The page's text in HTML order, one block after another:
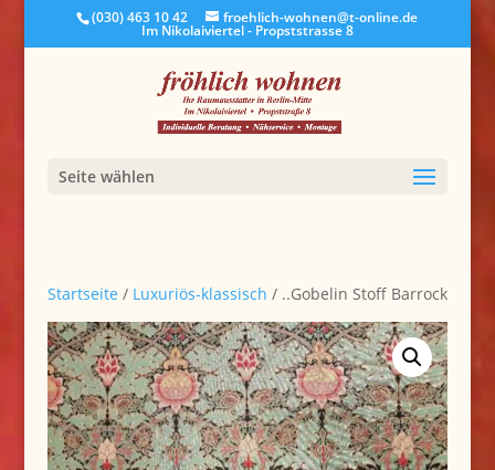
(030) 463 10 42 froehlich-wohnen@t-online.de
Im Nikolaiviertel - Propststrasse 8
Seite wählen
Startseite / Luxuriös-klassisch / ..Gobelin Stoff Barrock